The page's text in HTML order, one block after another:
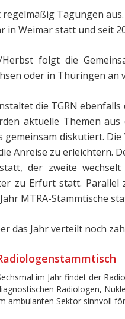
regelmäßig Tagungen
in Weimar statt und seit
folgt die
oder in Thüringen
die TGRN
aktuelle Themen
gemeinsam diskutiert.
Anreise zu erleichtern.
der zweite
zu Erfurt statt. Parallel
MTRA-Stammtische
das Jahr verteilt noch
im Jahr findet der
Radiologen,
ambulanten Sektor sinnvoll